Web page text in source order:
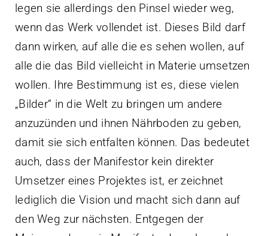
legen sie allerdings den Pinsel wieder weg,
wenn das Werk vollendet ist. Dieses Bild darf
dann wirken, auf alle die es sehen wollen, auf
alle die das Bild vielleicht in Materie umsetzen
wollen. Ihre Bestimmung ist es, diese vielen
„Bilder“ in die Welt zu bringen um andere
anzuzünden und ihnen Nährboden zu geben,
damit sie sich entfalten können. Das bedeutet
auch, dass der Manifestor kein direkter
Umsetzer eines Projektes ist, er zeichnet
lediglich die Vision und macht sich dann auf
den Weg zur nächsten. Entgegen der